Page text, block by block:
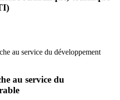
au service du développement
au service du